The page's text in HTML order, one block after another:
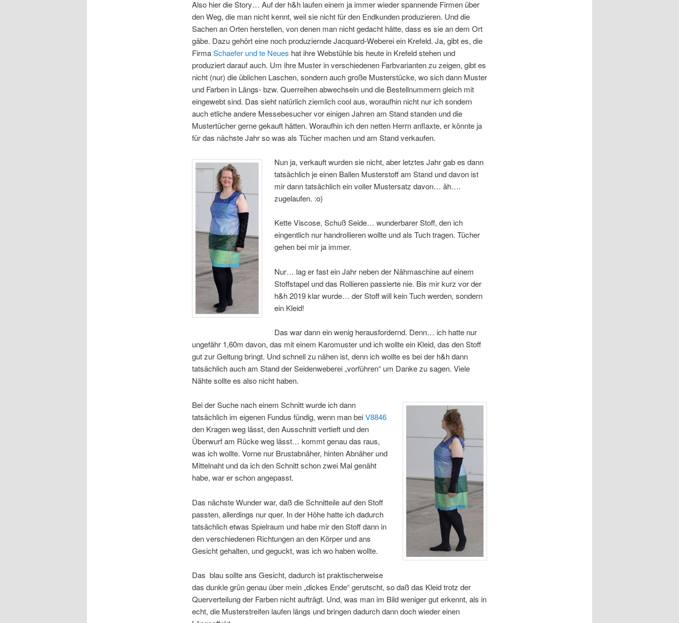
Also hier die Story… Auf der h&h laufen einem ja immer wieder spannende Firmen über
den Weg, die man nicht kennt, weil sie nicht für den Endkunden produzieren. Und die
Sachen an Orten herstellen, von denen man nicht gedacht hätte, dass es sie an dem Ort
gäbe. Dazu gehört eine noch produziernde Jacquard-Weberei ein Krefeld. Ja, gibt es, die
FirmaSchaefer und te Neues hat ihre Webstühle bis heute in Krefeld stehen und
produziert darauf auch. Um ihre Muster in verschiedenen Farbvarianten zu zeigen, gibt es
nicht (nur) die üblichen Laschen, sondern auch große Musterstücke, wo sich dann Muster
und Farben in Längs- bzw. Querreihen abwechseln und die Bestellnummern gleich mit
eingewebt sind. Das sieht natürlich ziemlich cool aus, woraufhin nicht nur ich sondern
auch etliche andere Messebesucher vor einigen Jahren am Stand standen und die
Mustertücher gerne gekauft hätten. Woraufhin ich den netten Herrn anflaxte, er könnte ja
für das nächste Jahr so was als Tücher machen und am Stand verkaufen.
Nun ja, verkauft wurden sie nicht, aber letztes Jahr gab es dann
tatsächlich je einen Ballen Musterstoff am Stand und davon ist
mir dann tatsächlich ein voller Mustersatz davon… äh….
zugelaufen. :o)
Kette Viscose, Schuß Seide… wunderbarer Stoff, den ich
eingentlich nur handrollieren wollte und als Tuch tragen. Tücher
gehen bei mir ja immer.
Nur… lag er fast ein Jahr neben der Nähmaschine auf einem
Stoffstapel und das Rollieren passierte nie. Bis mir kurz vor der
h&h 2019 klar wurde… der Stoff will kein Tuch werden, sondern
ein Kleid!
Das war dann ein wenig herausfordernd. Denn… ich hatte nur
ungefähr 1,60m davon, das mit einem Karomuster und ich wollte ein Kleid, das den Stoff
gut zur Geltung bringt. Und schnell zu nähen ist, denn ich wollte es bei der h&h dann
tatsächlich auch am Stand der Seidenweberei „vorführen“ um Danke zu sagen. Viele
Nähte sollte es also nicht haben.
Bei der Suche nach einem Schnitt wurde ich dann
tatsächlich im eigenen Fundus fündig, wenn man beiV8846
den Kragen weg lässt, den Ausschnitt vertieft und den
Überwurf am Rücke weg lässt… kommt genau das raus,
was ich wollte. Vorne nur Brustabnäher, hinten Abnäher und
Mittelnaht und da ich den Schnitt schon zwei Mal genäht
habe, war er schon angepasst.
Das nächste Wunder war, daß die Schnitteile auf den Stoff
passten, allerdings nur quer. In der Höhe hatte ich dadurch
tatsächlich etwas Spielraum und habe mir den Stoff dann in
den verschiedenen Richtungen an den Körper und ans
Gesicht gehalten, und geguckt, was ich wo haben wollte.
Das blau sollte ans Gesicht, dadurch ist praktischerweise
das dunkle grün genau über mein „dickes Ende“ gerutscht, so daß das Kleid trotz der
Querverteilung der Farben nicht aufträgt. Und, was man im Bild weniger gut erkennt, als in
echt, die Musterstreifen laufen längs und bringen dadurch dann doch wieder einen